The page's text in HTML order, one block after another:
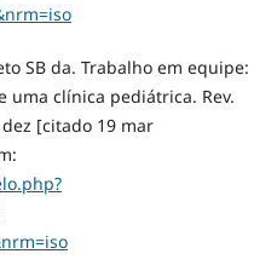
SB da. Trabalho em equipe:
uma clínica pediátrica. Rev.
[citado 19 mar